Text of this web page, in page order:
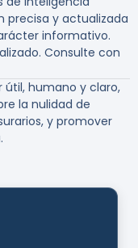
precisa y actualizada
informativo.
Consulte con
útil, humano y claro,
la nulidad de
y promover